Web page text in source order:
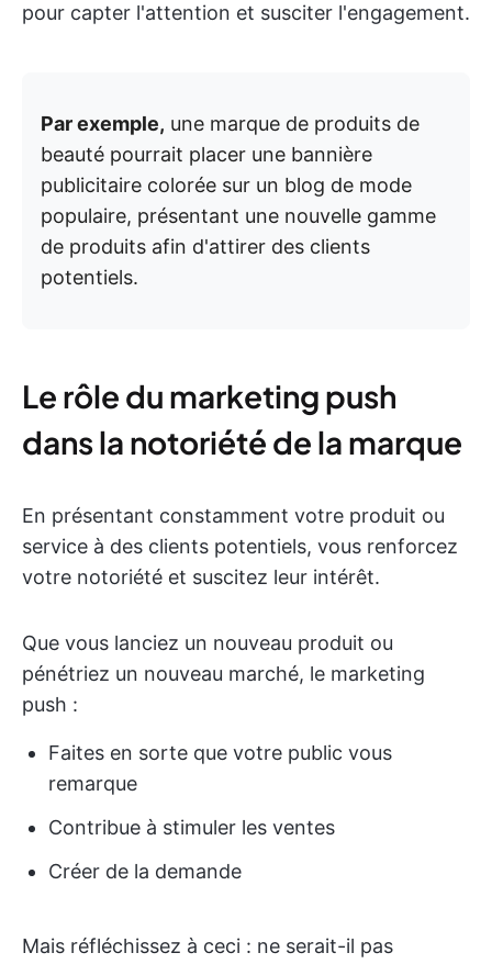
pour capter l'attention et susciter l'engagement.
Par exemple, une marque de produits de
beauté pourrait placer une bannière
publicitaire colorée sur un blog de mode
populaire, présentant une nouvelle gamme
de produits afin d'attirer des clients
potentiels.
Le rôle du marketing push
dans la notoriété de la marque
En présentant constamment votre produit ou
service à des clients potentiels, vous renforcez
votre notoriété et suscitez leur intérêt.
Que vous lanciez un nouveau produit ou
pénétriez un nouveau marché, le marketing
push :
Faites en sorte que votre public vous
remarque
Contribue à stimuler les ventes
Créer de la demande
Mais réfléchissez à ceci : ne serait-il pas